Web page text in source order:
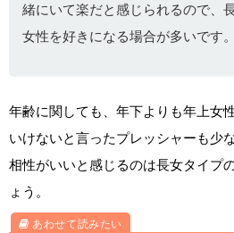
緒にいて楽だと感じられるので、
女性を好きになる場合が多いです。
年齢に関しても、年下よりも年上女
いけないと言ったプレッシャーも少
相性がいいと感じるのは長女タイプ
ょう。